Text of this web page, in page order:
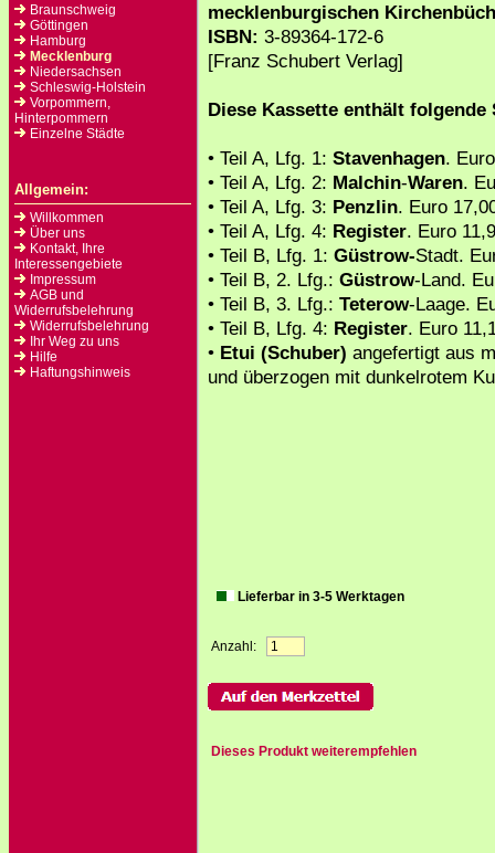
Braunschweig
Göttingen
Hamburg
Mecklenburg
Niedersachsen
Schleswig-Holstein
Vorpommern,
Hinterpommern
Einzelne Städte
Allgemein:
Willkommen
Über uns
Kontakt, Ihre
Interessengebiete
Impressum
AGB und
Widerrufsbelehrung
Widerrufsbelehrung
Ihr Weg zu uns
Hilfe
Haftungshinweis
mecklenburgischen
ISBN: 3-89364-172-6
[Franz Schubert Verlag]
Diese Kassette enthält folgende
• Teil A, Lfg. 1: Stavenhagen.
• Teil A, Lfg. 2: Malchin-Waren.
• Teil A, Lfg. 3: Penzlin. Euro
• Teil A, Lfg. 4: Register. Euro
• Teil B, Lfg. 1: Güstrow-Stadt.
• Teil B, 2. Lfg.: Güstrow-Land.
• Teil B, 3. Lfg.: Teterow-Laage.
• Teil B, Lfg. 4: Register. Euro
• Etui (Schuber) angefertigt aus
und überzogen mit dunkelrotem
Lieferbar in 3-5 Werktagen
Anzahl:
Dieses Produkt weiterempfehlen